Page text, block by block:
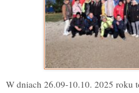
W dniach 26.09-10.10. 2025 roku